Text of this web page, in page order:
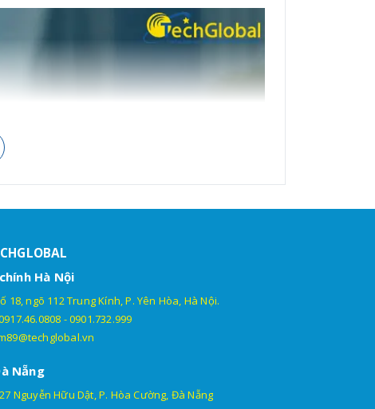
Hà Nội
18, ngõ 112 Trung Kính, P. Yên Hòa, Hà Nội.
-0901.732.999
Nẵng
Nguyễn Hữu Dật, P. Hòa Cường, Đà Nẵng